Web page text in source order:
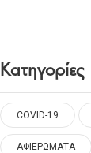
Κατηγορίες
COVID-19
ΑΦΙΕΡΩΜΑΤΑ